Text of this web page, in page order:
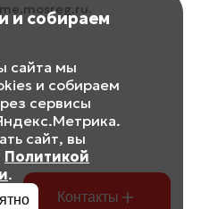
Контакты
и собираем
сайта мы
и собираем
сервисы
сайт, вы
Политикой
.